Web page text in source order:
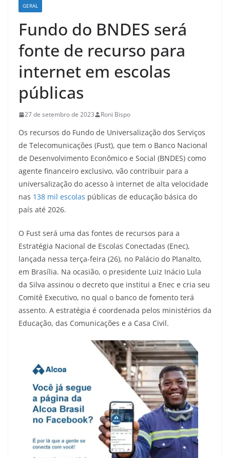
GERAL
Fundo do BNDES será
fonte de recurso para
internet em escolas
públicas
27 de setembro de 2023 Roni Bispo
Os recursos do Fundo de Universalização dos Serviços
de Telecomunicações (Fust), que tem o Banco Nacional
de Desenvolvimento Econômico e Social (BNDES) como
agente financeiro exclusivo, vão contribuir para a
universalização do acesso à internet de alta velocidade
nas 138 mil escolas públicas de educação básica do
país até 2026.
O Fust será uma das fontes de recursos para a
Estratégia Nacional de Escolas Conectadas (Enec),
lançada nessa terça-feira (26), no Palácio do Planalto,
em Brasília. Na ocasião, o presidente Luiz Inácio Lula
da Silva assinou o decreto que institui a Enec e cria seu
Comitê Executivo, no qual o banco de fomento terá
assento. A estratégia é coordenada pelos ministérios da
Educação, das Comunicações e a Casa Civil.